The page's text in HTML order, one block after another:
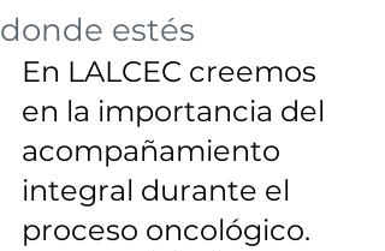
donde estés
En LALCEC creemos
en la importancia del
acompañamiento
integral durante el
proceso oncológico.